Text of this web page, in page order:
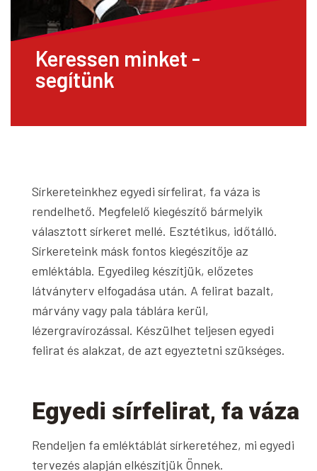
Keressen minket -
segítünk
Sírkereteinkhez egyedi sírfelirat, fa váza is
rendelhető. Megfelelő kiegészítő bármelyik
választott sírkeret mellé. Esztétikus, időtálló.
Sírkereteink másk fontos kiegészítője az
emléktábla. Egyedileg készítjük, előzetes
látványterv elfogadása után. A felirat bazalt,
márvány vagy pala táblára kerül,
lézergravírozással. Készülhet teljesen egyedi
felirat és alakzat, de azt egyeztetni szükséges.
Egyedi sírfelirat, fa váza
Rendeljen fa emléktáblát sírkeretéhez, mi egyedi
tervezés alapján elkészítjük Önnek.